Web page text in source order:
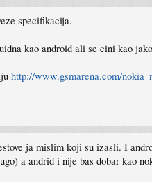
specifikacija.
kao android ali se cini kao
http://www.gsmarena.com/
ja mislim koji su izasli. I
a andrid i nije bas dobar kao